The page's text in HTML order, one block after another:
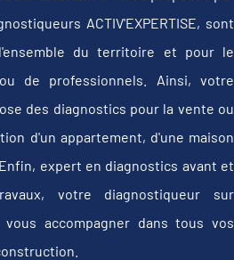
ACTIV'EXPERTISE, sont
du territoire et pour le
de professionnels. Ainsi, votre
des diagnostics pour la vente ou
d'un appartement, d'une maison
expert en diagnostics avant et
votre diagnostiqueur sur
vous accompagner dans tous vos